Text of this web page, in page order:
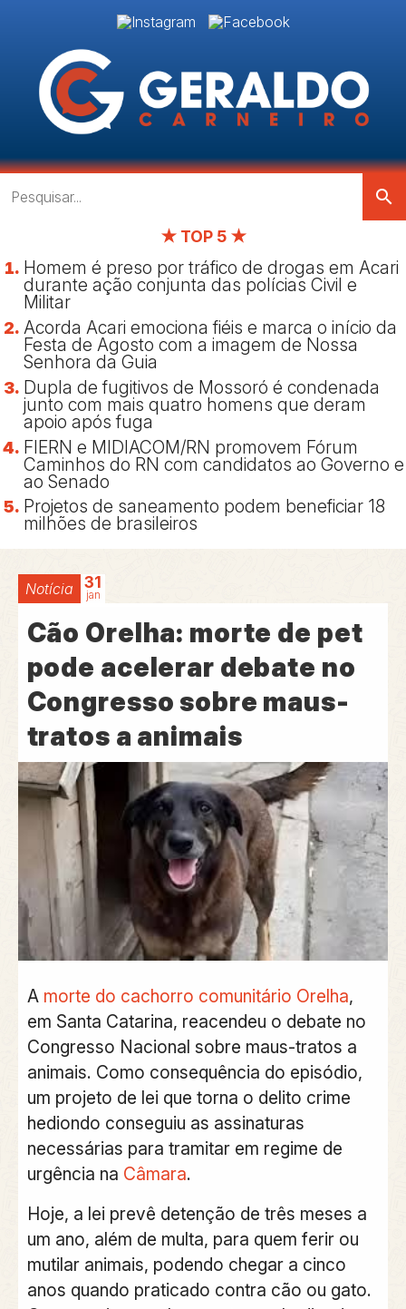
search
★ TOP 5 ★
Homem é preso por tráfico de drogas em Acari
durante ação conjunta das polícias Civil e
Militar
Acorda Acari emociona fiéis e marca o início da
Festa de Agosto com a imagem de Nossa
Senhora da Guia
Dupla de fugitivos de Mossoró é condenada
junto com mais quatro homens que deram
apoio após fuga
FIERN e MIDIACOM/RN promovem Fórum
Caminhos do RN com candidatos ao Governo e
ao Senado
Projetos de saneamento podem beneficiar 18
milhões de brasileiros
Notícia 31
jan
Cão Orelha: morte de pet
pode acelerar debate no
Congresso sobre maus-
tratos a animais
A morte do cachorro comunitário Orelha,
em Santa Catarina, reacendeu o debate no
Congresso Nacional sobre maus-tratos a
animais. Como consequência do episódio,
um projeto de lei que torna o delito crime
hediondo conseguiu as assinaturas
necessárias para tramitar em regime de
urgência na Câmara.
Hoje, a lei prevê detenção de três meses a
um ano, além de multa, para quem ferir ou
mutilar animais, podendo chegar a cinco
anos quando praticado contra cão ou gato.